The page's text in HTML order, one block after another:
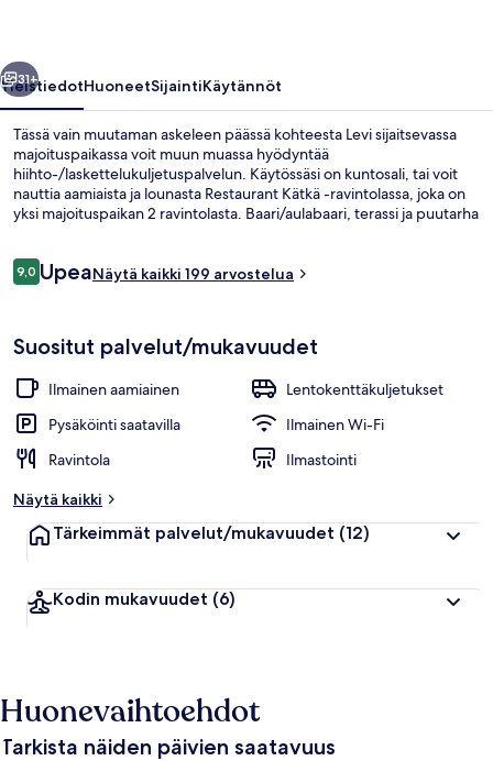
Seuraava
31+
YleistiedotHuoneetSijaintiKäytännöt
Tässä vain muutaman askeleen päässä kohteesta Levi sijaitsevassa
majoituspaikassa voit muun muassa hyödyntää
hiihto-/laskettelukuljetuspalvelun. Käytössäsi on kuntosali, tai voit
nauttia aamiaista ja lounasta Restaurant Kätkä -ravintolassa, joka on
yksi majoituspaikan 2 ravintolasta. Baari/aulabaari, terassi ja puutarha
Arvostelut
9,09,0 kautta 10.
UpeaNäytä kaikki 199 arvostelua
Suositut palvelut/mukavuudet
Ilmainen aamiainen
Lentokenttäkuljetukset
Pysäköinti saatavilla
Ilmainen Wi-Fi
Ravintola
Ilmastointi
Näytä kaikki
Tärkeimmät palvelut/mukavuudet (12)
Kodin mukavuudet (6)
Huonevaihtoehdot
Tarkista näiden päivien saatavuus